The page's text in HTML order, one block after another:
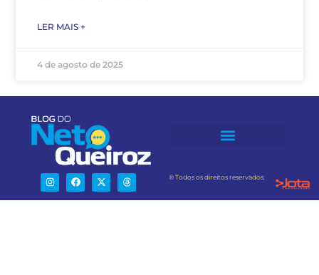
LER MAIS +
4 de agosto de 2025
® Todos os direitos reservados.